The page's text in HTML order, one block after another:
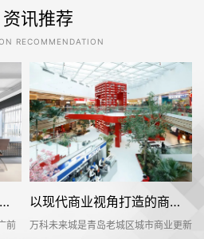
资讯推荐
RECOMMENDATION
展示企业先进理念的办公室装修设计空间是怎样的——FRAME
前
以现代商业视角打造的商业城是怎样的——万科未来城
万科未来城是青岛老城区城市商业更新